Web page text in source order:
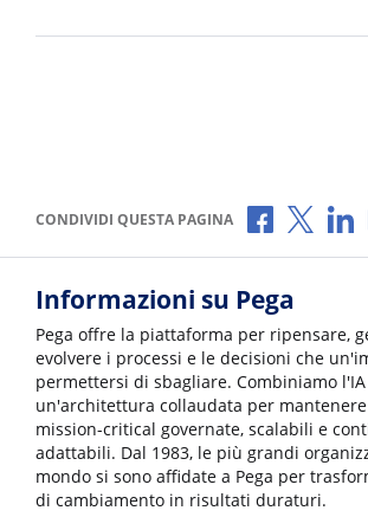
CONDIVIDI QUESTA PAGINA Condividi
Informazioni su Pega
Pega offre la piattaforma per ripensare,
evolvere i processi e le decisioni che
permettersi di sbagliare. Combiniamo l'IA
un'architettura collaudata per
mission-critical governate, scalabili e
adattabili. Dal 1983, le più grandi
mondo si sono affidate a Pega per
di cambiamento in risultati duraturi.